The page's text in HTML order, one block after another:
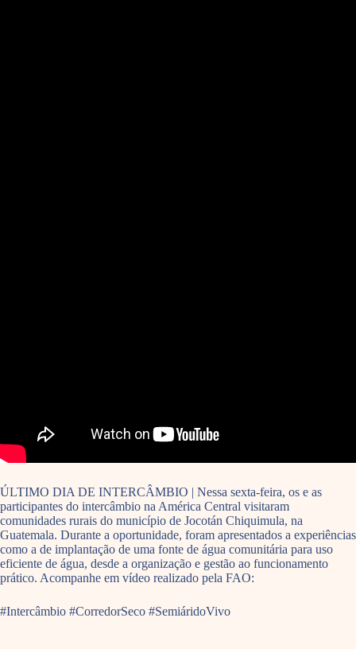
ÚLTIMO DIA DE INTERCÂMBIO | Nessa sexta-feira, os e as
participantes do intercâmbio na América Central visitaram
comunidades rurais do município de Jocotán Chiquimula, na
Guatemala. Durante a oportunidade, foram apresentados a experiências
como a de implantação de uma fonte de água comunitária para uso
eficiente de água, desde a organização e gestão ao funcionamento
prático. Acompanhe em vídeo realizado pela FAO:
#Intercâmbio #CorredorSeco #SemiáridoVivo